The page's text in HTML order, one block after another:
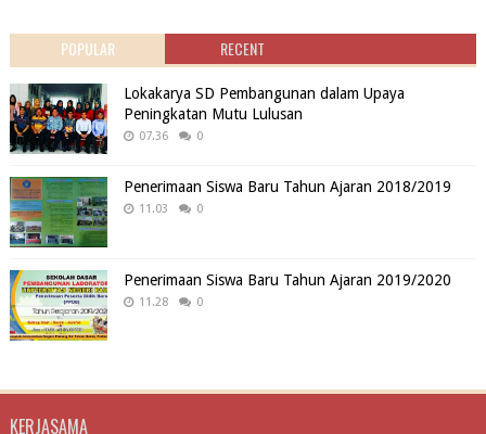
POPULAR RECENT
Lokakarya SD Pembangunan dalam Upaya
Peningkatan Mutu Lulusan
07.36 0
Penerimaan Siswa Baru Tahun Ajaran 2018/2019
11.03 0
Penerimaan Siswa Baru Tahun Ajaran 2019/2020
11.28 0
KERJASAMA